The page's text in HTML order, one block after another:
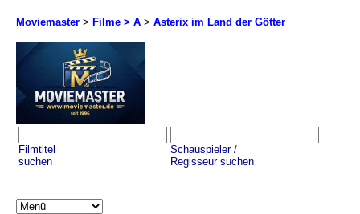
Moviemaster > Filme > A > Asterix im Land der Götter
Filmtitel
suchen
Schauspieler /
Regisseur suchen